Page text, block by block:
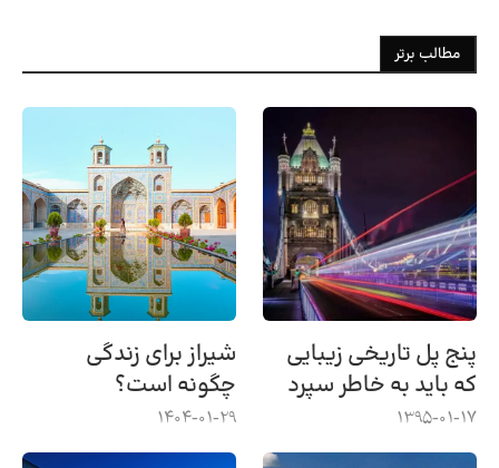
مطالب برتر
پنج پل تاریخی زیبایی
که باید به خاطر سپرد
1395-01-17
شیراز برای زندگی
چگونه است؟
1404-01-29